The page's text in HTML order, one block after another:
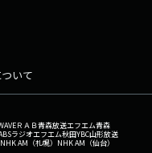
いて
ＲＡＢ青森放送エフエム青森
ラジオエフエム秋田YBC山形放送
NHK AM（札幌） NHK AM（仙台）